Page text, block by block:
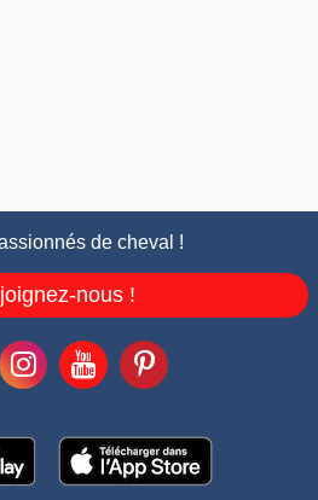
de cheval !
nous !